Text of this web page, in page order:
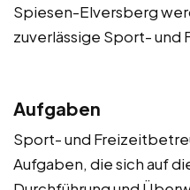
Spiesen-Elversberg
zuverlässige Sport-
Aufgaben
Sport- und
Aufgaben, die sich auf